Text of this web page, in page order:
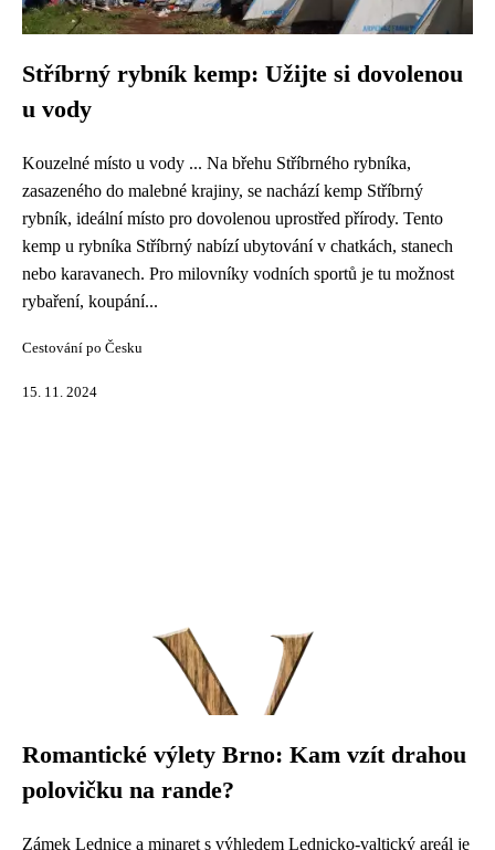
Stříbrný rybník kemp: Užijte si dovolenou
u vody
Kouzelné místo u vody ... Na břehu Stříbrného rybníka,
zasazeného do malebné krajiny, se nachází kemp Stříbrný
rybník, ideální místo pro dovolenou uprostřed přírody. Tento
kemp u rybníka Stříbrný nabízí ubytování v chatkách, stanech
nebo karavanech. Pro milovníky vodních sportů je tu možnost
rybaření, koupání...
Cestování po Česku
15. 11. 2024
Romantické výlety Brno: Kam vzít drahou
polovičku na rande?
Zámek Lednice a minaret s výhledem Lednicko-valtický areál je